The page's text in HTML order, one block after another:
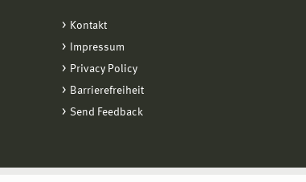
Kontakt
Impressum
Privacy Policy
Barrierefreiheit
Send Feedback